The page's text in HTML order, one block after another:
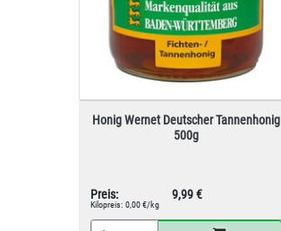
Honig Wernet Deutscher Tannenhonig
500g
Preis: 9,99 €
Kilopreis: 0,00 €/kg